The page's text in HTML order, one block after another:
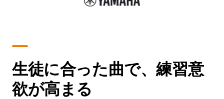
生徒に合った曲で、練習意
欲が高まる